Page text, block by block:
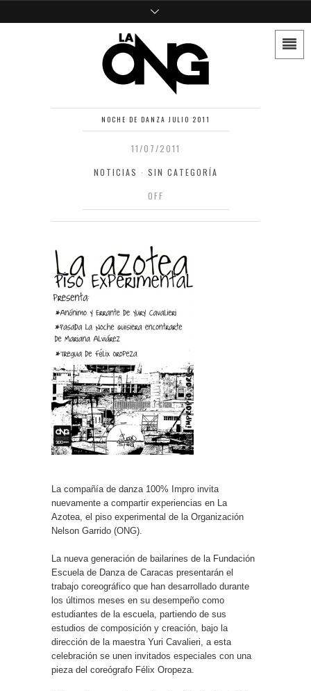
NOCHE DE DANZA JULIO 2011
11/07/2011
NOTICIAS · SIN CATEGORÍA
OFF
La compañía de danza 100% Impro invita
nuevamente a compartir experiencias en La
Azotea, el piso experimental de la Organización
Nelson Garrido (ONG).
La nueva generación de bailarines de la Fundación
Escuela de Danza de Caracas presentarán el
trabajo coreográfico que han desarrollado durante
los últimos meses en su desempeño como
estudiantes de la escuela, partiendo de sus
estudios de composición y creación, bajo la
dirección de la maestra Yuri Cavalieri, a esta
celebración se unen invitados especiales con una
pieza del coreógrafo Félix Oropeza.